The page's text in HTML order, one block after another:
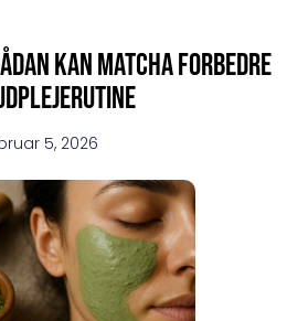
kan matcha forbedre
5, 2026